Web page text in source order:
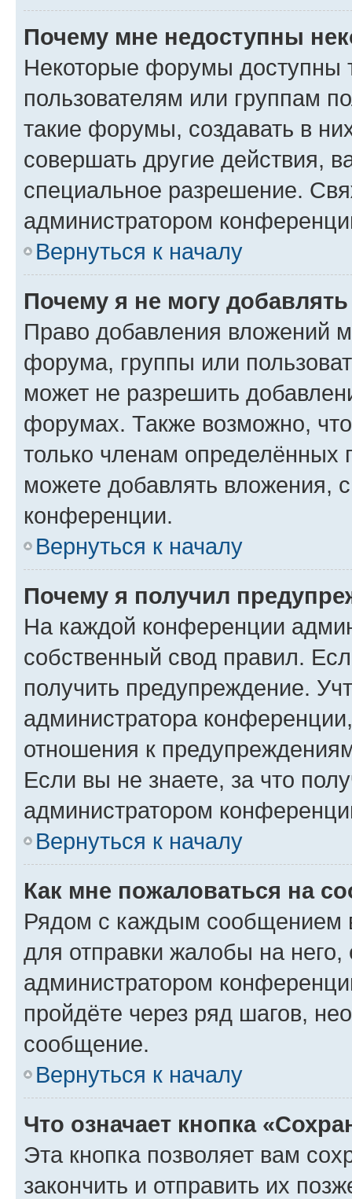
Почему мне недоступны
Некоторые форумы доступны
пользователям или группам
такие форумы, создавать в
совершать другие действия,
специальное разрешение.
администратором
Вернуться к началу
Почему я не могу
Право добавления вложений
форума, группы или
может не разрешить
форумах. Также возможно,
только членам определённых
можете добавлять вложения,
конференции.
Вернуться к началу
Почему я получил
На каждой конференции
собственный свод правил.
получить предупреждение.
администратора
отношения к
Если вы не знаете, за что
администратором
Вернуться к началу
Как мне пожаловаться на
Рядом с каждым сообщением
для отправки жалобы на
администратором
пройдёте через ряд шагов,
сообщение.
Вернуться к началу
Что означает кнопка
Эта кнопка позволяет вам
закончить и отправить их